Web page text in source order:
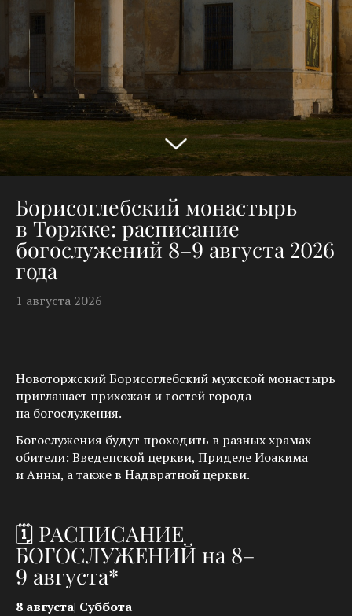
Борисоглебский монастырь
в Торжке: расписание
богослужений 8–9 августа 2026
года
1 августа 2026
Новоторжский Борисоглебский мужской монастырь
приглашает прихожан и гостей города
на богослужения.
Богослужения будут проходить в разных храмах
обители: Введенской церкви, Приделе Иоакима
и Анны, а также в Надвратной церкви.
🗓 РАСПИСАНИЕ
БОГОСЛУЖЕНИЙ на 8–
9 августа*
8 августа| Суббота